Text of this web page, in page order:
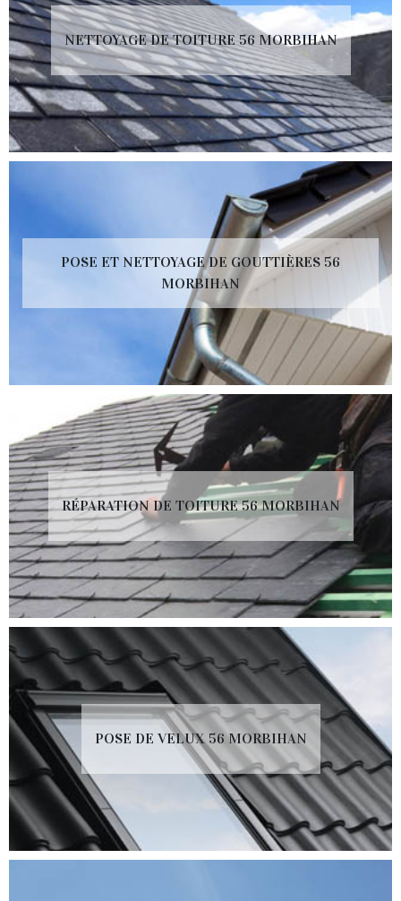
NETTOYAGE DE TOITURE 56 MORBIHAN
POSE ET NETTOYAGE DE GOUTTIÈRES 56
MORBIHAN
RÉPARATION DE TOITURE 56 MORBIHAN
POSE DE VELUX 56 MORBIHAN